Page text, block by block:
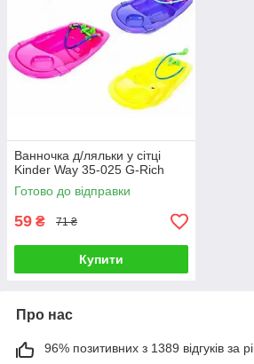
Ванночка д/ляльки у сітці
Kinder Way 35-025 G-Rich
Готово до відправки
59 ₴ 71 ₴
Купити
Про нас
96% позитивних з 1389 відгуків за